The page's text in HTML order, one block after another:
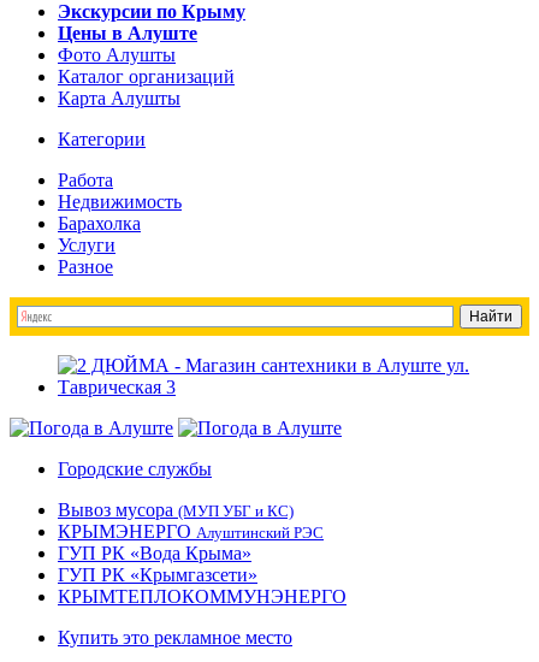
Экскурсии по Крыму
Цены в Алуште
Фото Алушты
Каталог организаций
Карта Алушты
Категории
Работа
Недвижимость
Барахолка
Услуги
Разное
Городские службы
Вывоз мусора (МУП УБГ и КС)
КРЫМЭНЕРГО Алуштинский РЭС
ГУП РК «Вода Крыма»
ГУП РК «Крымгазсети»
КРЫМТЕПЛОКОММУНЭНЕРГО
Купить это рекламное место